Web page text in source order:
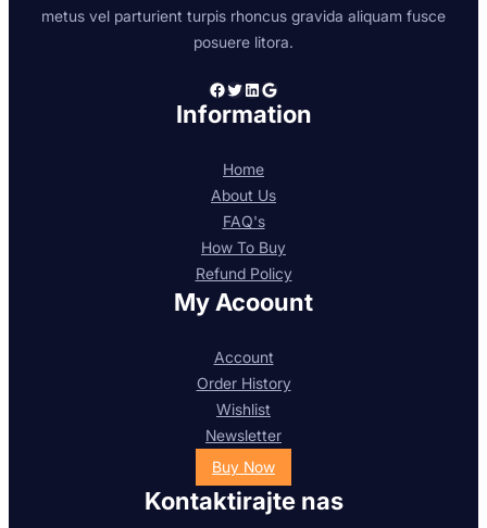
metus vel parturient turpis rhoncus gravida aliquam fusce
posuere litora.
Facebook Twitter LinkedIn Google
Information
Home
About Us
FAQ's
How To Buy
Refund Policy
My Acoount
Account
Order History
Wishlist
Newsletter
Buy Now
Kontaktirajte nas